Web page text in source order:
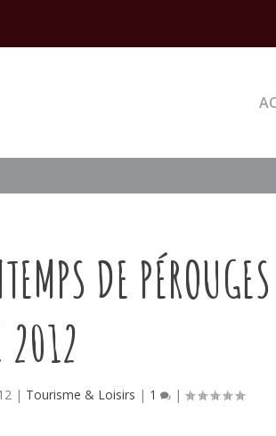
DE
| Tourisme & Loisirs | 1 |